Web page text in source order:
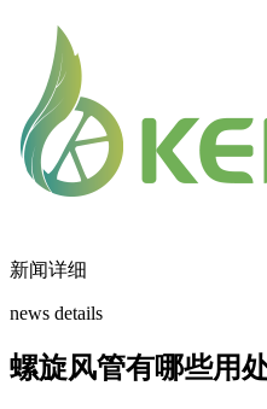
新闻详细
news details
螺旋风管有哪些用